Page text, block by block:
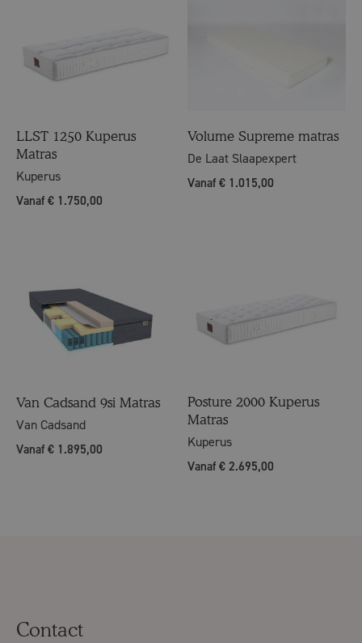
LLST 1250 Kuperus
Matras
Kuperus
Vanaf € 1.750,00
Volume Supreme matras
De Laat Slaapexpert
Vanaf € 1.015,00
Van Cadsand 9si Matras
Van Cadsand
Vanaf € 1.895,00
Posture 2000 Kuperus
Matras
Kuperus
Vanaf € 2.695,00
Contact